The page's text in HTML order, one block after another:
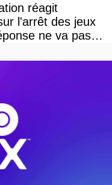
réagit
l'arrêt des jeux
ne va pas